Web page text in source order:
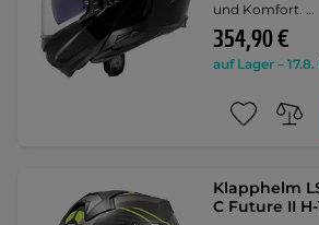
und Komfort. …
354,90 €
auf Lager –
Klapphelm
C Future II